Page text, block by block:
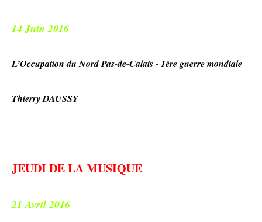
14 Juin 2016
L’Occupation du Nord Pas-de-Calais - 1ère guerre mondiale
Thierry DAUSSY
JEUDI DE LA MUSIQUE
21 Avril 2016